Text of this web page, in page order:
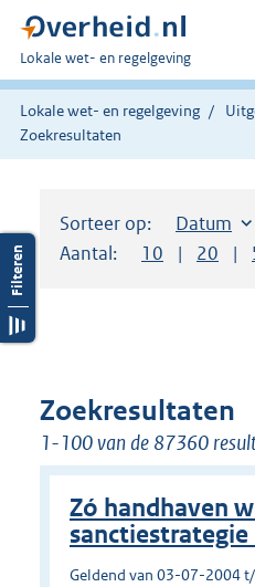
U
bent
hier:
Lokale wet- en regelgeving
Lokale wet- en regelgeving
Zoekresultaten
Sorteer op: Sorteer op:
Datum
Aantal:
Toon
10 Toon
20
Zoekresultaten
1-100 van de 87360
Zó handhaven
Geldend van 03-07-2004